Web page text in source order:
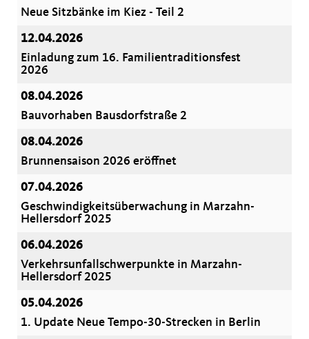
Neue Sitzbänke im Kiez - Teil 2
12.04.2026
Einladung zum 16. Familientraditionsfest
2026
08.04.2026
Bauvorhaben Bausdorfstraße 2
08.04.2026
Brunnensaison 2026 eröffnet
07.04.2026
Geschwindigkeitsüberwachung in Marzahn-
Hellersdorf 2025
06.04.2026
Verkehrsunfallschwerpunkte in Marzahn-
Hellersdorf 2025
05.04.2026
1. Update Neue Tempo-30-Strecken in Berlin